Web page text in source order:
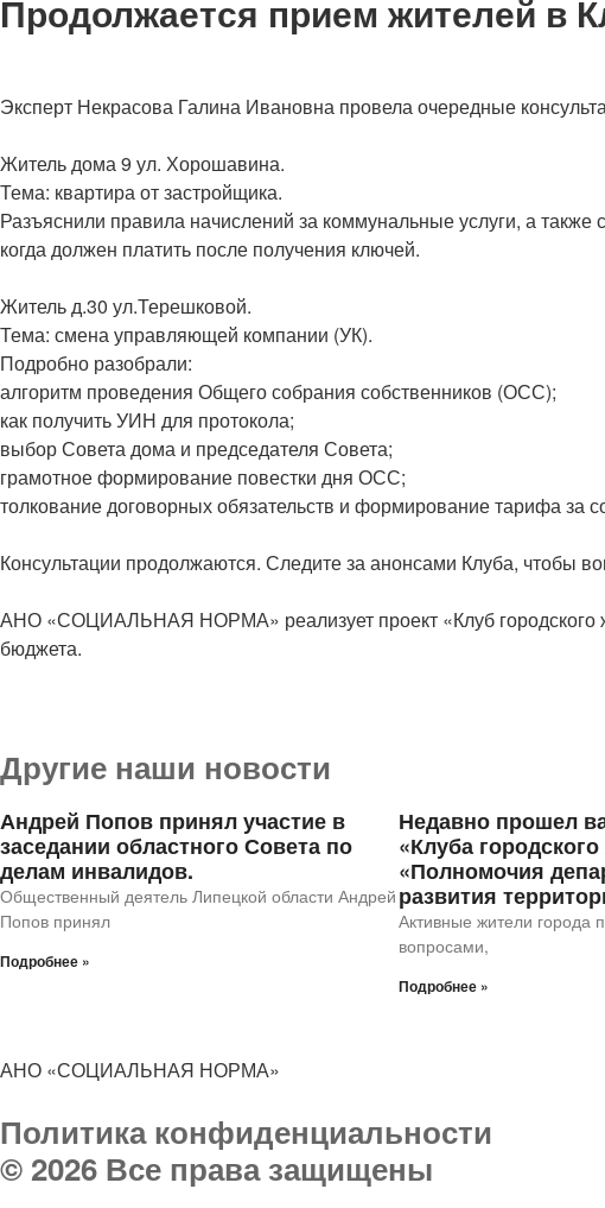
Продолжается прием жителей в
Эксперт Некрасова Галина Ивановна провела очередные
Житель дома 9 ул. Хорошавина.
Тема: квартира от застройщика.
Разъяснили правила начислений за коммунальные услуги, а
когда должен платить после получения ключей.
Житель д.30 ул.Терешковой.
Тема: смена управляющей компании (УК).
Подробно разобрали:
алгоритм проведения Общего собрания собственников (ОСС);
как получить УИН для протокола;
выбор Совета дома и председателя Совета;
грамотное формирование повестки дня ОСС;
толкование договорных обязательств и формирование тарифа
Консультации продолжаются. Следите за анонсами Клуба, чтобы
АНО «СОЦИАЛЬНАЯ НОРМА» реализует проект «Клуб городского
бюджета.
Другие наши новости
Андрей Попов принял участие в
заседании областного Совета по
делам инвалидов.
Общественный деятель Липецкой области Андрей
Попов принял
Подробнее »
Недавно прошел
«Клуба
«Полномочия
развития
Активные жители города
вопросами,
Подробнее »
АНО «СОЦИАЛЬНАЯ НОРМА»
Политика конфиденциальности
© 2026 Все права защищены